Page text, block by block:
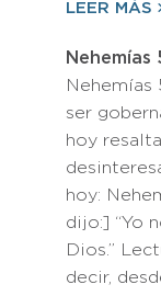
LEER MÁS
Nehemías
Nehemías
ser
hoy
hoy:
dijo:] “Yo
Dios.”
decir,